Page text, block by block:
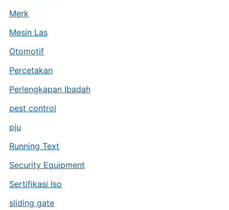
Merk
Mesin Las
Otomotif
Percetakan
Perlengkapan Ibadah
pest control
pju
Running Text
Security Equipment
Sertifikasi Iso
sliding gate